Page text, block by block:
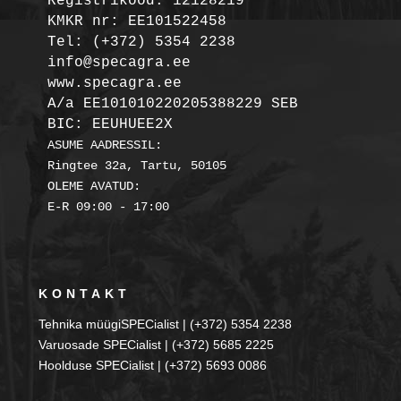
KMKR nr: EE101522458
Tel: (+372) 5354 2238
info@specagra.ee
A/a EE101010220205388229 SEB
BIC: EEUHUEE2X
ASUME AADRESSIL:
Ringtee 32a, Tartu, 50105
OLEME AVATUD:
E-R 09:00 - 17:00
KONTAKT
Tehnika müügiSPECialist | (+372) 5354 2238
Varuosade SPECialist | (+372) 5685 2225
Hoolduse SPECialist | (+372) 5693 0086